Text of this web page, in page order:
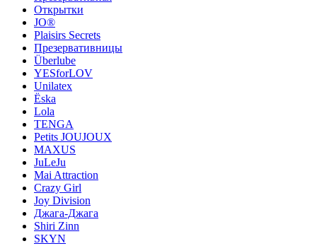
Открытки
JO®
Plaisirs Secrets
Презервативницы
Überlube
YESforLOV
Unilatex
Ёska
Lola
TENGA
Petits JOUJOUX
MAXUS
JuLeJu
Mai Attraction
Crazy Girl
Joy Division
Джага-Джага
Shiri Zinn
SKYN